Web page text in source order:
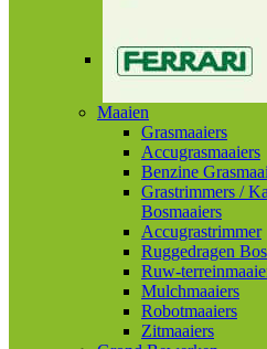
Maaien
Grasmaaiers
Accugrasmaaiers
Benzine
Grastrimmers /
Bosmaaiers
Accugrastrimmer
Ruggedragen
Ruw-
Mulchmaaiers
Robotmaaiers
Zitmaaiers